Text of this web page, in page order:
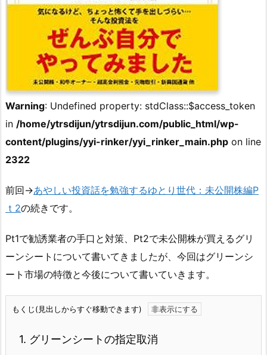
Warning: Undefined property: stdClass::$access_token
in /home/ytrsdijun/ytrsdijun.com/public_html/wp-
content/plugins/yyi-rinker/yyi_rinker_main.php on line
2322
前回→あやしい投資話を勉強するゆとり世代：未公開株編P
ｔ2の続きです。
Pt1で勧誘業者の手口と対策、Pt2で未公開株が買えるグリ
ーンシートについて書いてきましたが、今回はグリーンシ
ート市場の特徴と今後について書いていきます。
もくじ(見出しからすぐ移動できます)
1. グリーンシートの指定取消